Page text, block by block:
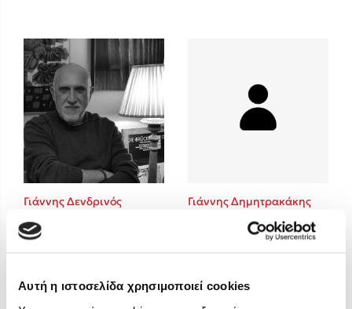
Αυτή η ιστοσελίδα χρησιμοποιεί cookies
Κατρίνα Τσάνταλη
Lucinda Riley
Mimi Matthews
Benzamin Bécue
Rebecca Yarros
Teo Benedetti
Τζένη Κουτσοδημητροπούλου
Ali Hazelwood
Cori Doerrfeld
Pierdomenico Baccalario
Δανάη Ιμπραχήμ
Γιάννης Δενδρινός Γιάννης Δημητρακάκης